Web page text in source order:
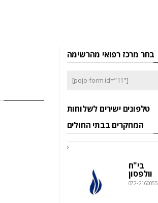
בחר מרכז רפואי מהרשימה
[pojo-form id="11"]
טלפונים ישירים לשלוחות
המחקרים בבתי החולים
בי"ח
וולפסון
072-2160055